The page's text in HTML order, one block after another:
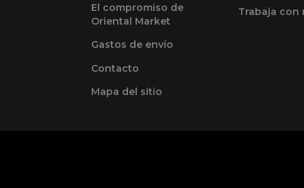
El compromiso de
Oriental Market
Gastos de envío
Contacto
Mapa del sitio
Trabaja con